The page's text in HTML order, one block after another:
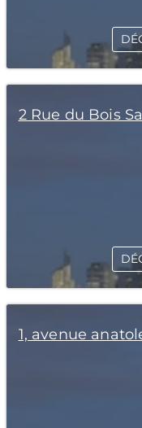
2 Rue du Bois
1, avenue